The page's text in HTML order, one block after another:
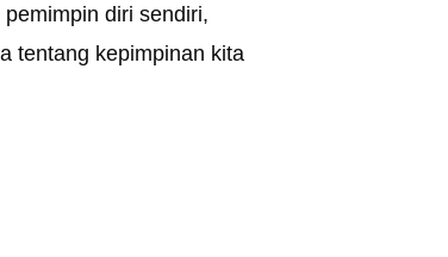
diri sendiri,
tentang kepimpinan kita